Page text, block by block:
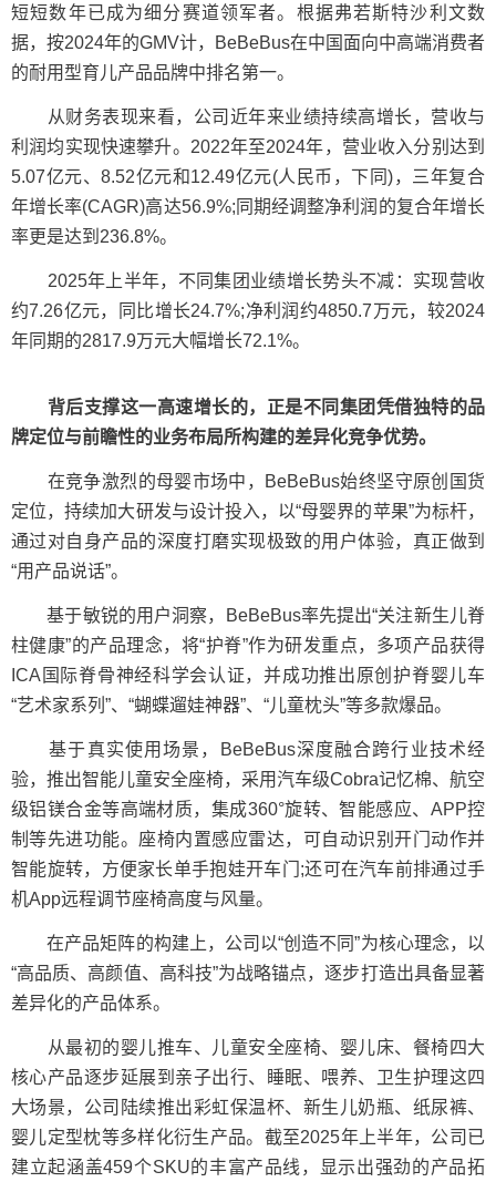
短短数年已成为细分赛道领军者。根据弗若斯特沙利文数
据，按2024年的GMV计，BeBeBus在中国面向中高端消费者
的耐用型育儿产品品牌中排名第一。
从财务表现来看，公司近年来业绩持续高增长，营收与
利润均实现快速攀升。2022年至2024年，营业收入分别达到
5.07亿元、8.52亿元和12.49亿元(人民币，下同)，三年复合
年增长率(CAGR)高达56.9%;同期经调整净利润的复合年增长
率更是达到236.8%。
2025年上半年，不同集团业绩增长势头不减：实现营收
约7.26亿元，同比增长24.7%;净利润约4850.7万元，较2024
年同期的2817.9万元大幅增长72.1%。
背后支撑这一高速增长的，正是不同集团凭借独特的品
牌定位与前瞻性的业务布局所构建的差异化竞争优势。
在竞争激烈的母婴市场中，BeBeBus始终坚守原创国货
定位，持续加大研发与设计投入，以“母婴界的苹果”为标杆，
通过对自身产品的深度打磨实现极致的用户体验，真正做到
“用产品说话”。
基于敏锐的用户洞察，BeBeBus率先提出“关注新生儿脊
柱健康”的产品理念，将“护脊”作为研发重点，多项产品获得
ICA国际脊骨神经科学会认证，并成功推出原创护脊婴儿车
“艺术家系列”、“蝴蝶遛娃神器”、“儿童枕头”等多款爆品。
基于真实使用场景，BeBeBus深度融合跨行业技术经
验，推出智能儿童安全座椅，采用汽车级Cobra记忆棉、航空
级铝镁合金等高端材质，集成360°旋转、智能感应、APP控
制等先进功能。座椅内置感应雷达，可自动识别开门动作并
智能旋转，方便家长单手抱娃开车门;还可在汽车前排通过手
机App远程调节座椅高度与风量。
在产品矩阵的构建上，公司以“创造不同”为核心理念，以
“高品质、高颜值、高科技”为战略锚点，逐步打造出具备显著
差异化的产品体系。
从最初的婴儿推车、儿童安全座椅、婴儿床、餐椅四大
核心产品逐步延展到亲子出行、睡眠、喂养、卫生护理这四
大场景，公司陆续推出彩虹保温杯、新生儿奶瓶、纸尿裤、
婴儿定型枕等多样化衍生产品。截至2025年上半年，公司已
建立起涵盖459个SKU的丰富产品线，显示出强劲的产品拓